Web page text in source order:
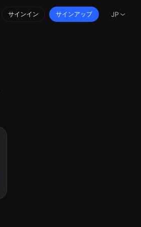
サインイン サインアップ JP